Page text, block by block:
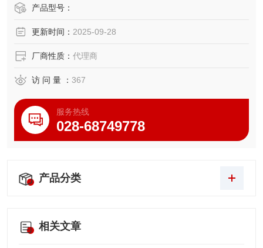
台面，吊顶和侧壁安装
符合 ISO 清洁（ISO14644-1：2015）和 ESD 标准的型号
产品型号：
更新时间： 2025-09-28
厂商性质： 代理商
访 问 量 ： 367
服务热线
028-68749778
产品分类
相关文章